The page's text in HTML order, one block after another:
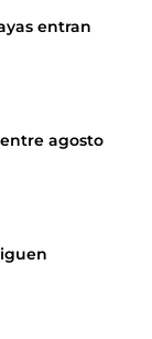
entran
agosto